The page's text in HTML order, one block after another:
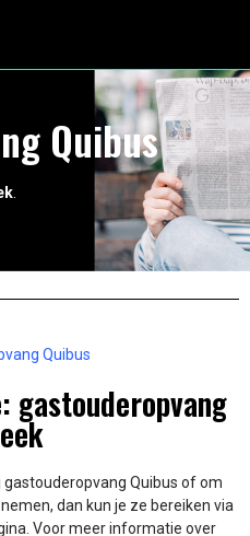
Quibus
Quibus
Quibus of om
dan kun je ze bereiken via
Voor meer informatie over